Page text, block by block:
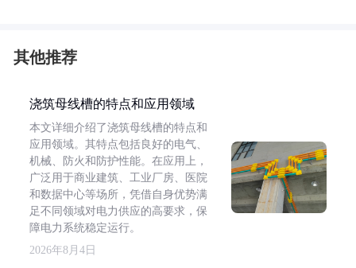
其他推荐
浇筑母线槽的特点和应用领域
本文详细介绍了浇筑母线槽的特点和
应用领域。其特点包括良好的电气、
机械、防火和防护性能。在应用上，
广泛用于商业建筑、工业厂房、医院
和数据中心等场所，凭借自身优势满
足不同领域对电力供应的高要求，保
障电力系统稳定运行。
2026年8月4日